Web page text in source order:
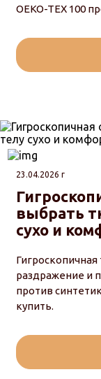
OEKO-TEX 100
23.04.2026 г
выбрать
сухо и
раздражение и
против
купить.